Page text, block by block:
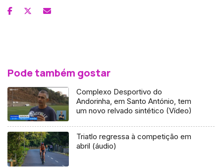
Pode também gostar
Complexo Desportivo do
Andorinha, em Santo António, tem
um novo relvado sintético (Vídeo)
Triatlo regressa à competição em
abril (áudio)